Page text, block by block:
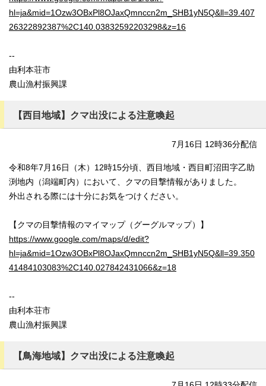
hl=ja&mid=1Ozw3OBxPl8OJaxQmnccn2m_SHB1yN5Q&ll=39.407
26322892387%2C140.03832592203298&z=16
--
由利本荘市
農山漁村振興課
【西目地域】クマ出没による注意喚起
7月16日 12時36分配信
令和8年7月16日（木）12時15分頃、西目地域・西目町沼田字乙助
渕地内（潟端町内）において、クマの目撃情報がありました。
外出される際には十分にお気をつけください。
【クマの目撃情報のマイマップ（グーグルマップ）】
https://www.google.com/maps/d/edit?
hl=ja&mid=1Ozw3OBxPl8OJaxQmnccn2m_SHB1yN5Q&ll=39.350
41484103083%2C140.027842431066&z=18
--
由利本荘市
農山漁村振興課
【鳥海地域】クマ出没による注意喚起